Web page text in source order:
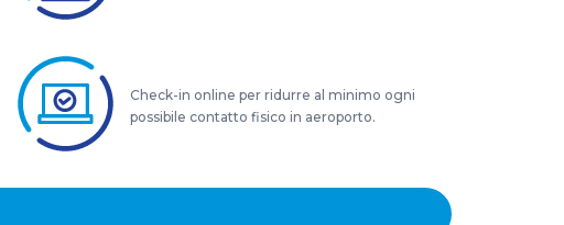
Check-in online per ridurre al minimo ogni
possibile contatto fisico in aeroporto.